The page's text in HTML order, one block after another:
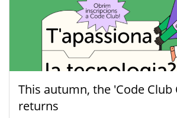
This autumn, the 'Code
returns